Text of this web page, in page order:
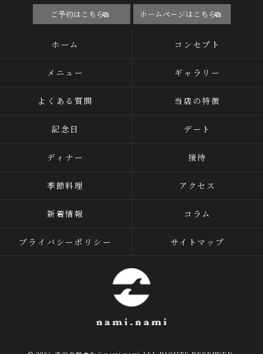
ご予約はこちら ホームページはこちら
ホーム コンセプト
メニュー ギャラリー
よくある質問 当店の特徴
記念日 デート
ディナー 接待
季節料理 アクセス
新着情報 コラム
プライバシーポリシー サイトマップ